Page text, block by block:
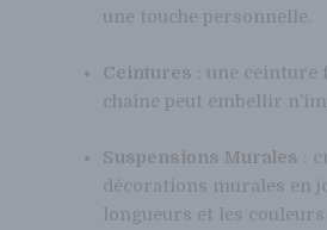
une touche personnelle.
Ceintures : une ceinture
chaîne peut embellir
Suspensions Murales :
décorations murales en
longueurs et les